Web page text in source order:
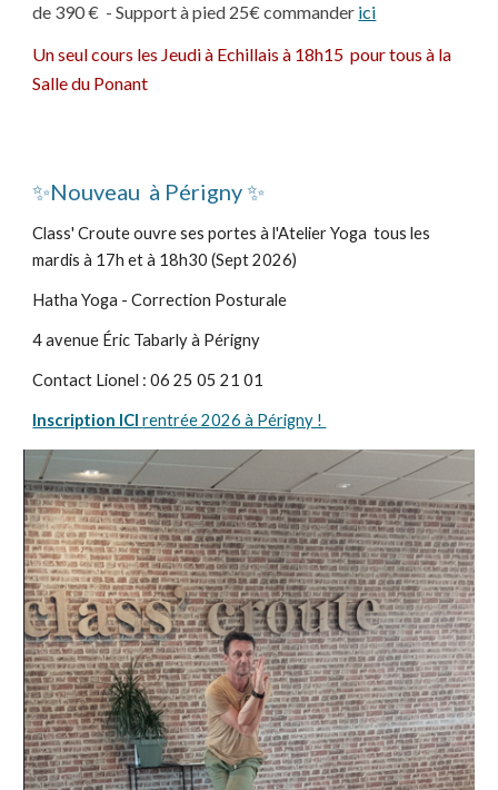
de 390 € - Support à pied 25€ commander ici
Un seul cours les Jeudi à Echillais à 18h15 pour tous à la
Salle du Ponant
✨Nouveau à Périgny ✨
Class' Croute ouvre ses portes à l'Atelier Yoga tous les
mardis à 17h et à 18h30 (Sept 2026)
Hatha Yoga - Correction Posturale
4 avenue Éric Tabarly à Périgny
Contact Lionel : 06 25 05 21 01
Inscription ICIrentrée 2026 à Périgny !